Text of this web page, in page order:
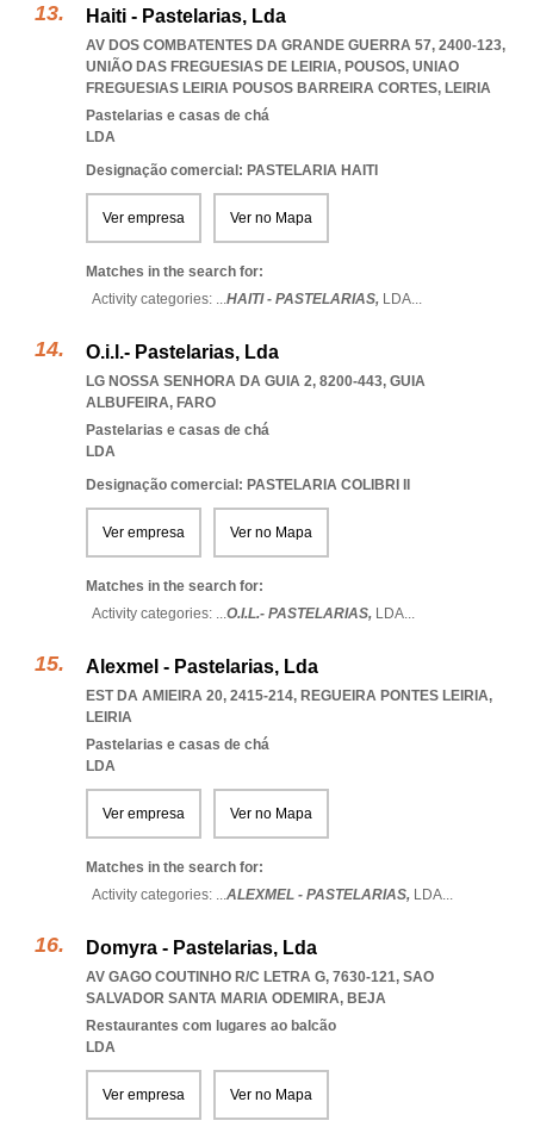
Haiti - Pastelarias, Lda
AV DOS COMBATENTES DA GRANDE GUERRA 57, 2400-123,
UNIÃO DAS FREGUESIAS DE LEIRIA, POUSOS, UNIAO
FREGUESIAS LEIRIA POUSOS BARREIRA CORTES, LEIRIA
Pastelarias e casas de chá
LDA
Designação comercial: PASTELARIA HAITI
Ver empresa Ver no Mapa
Matches in the search for:
Activity categories: ...HAITI - PASTELARIAS, LDA...
O.i.l.- Pastelarias, Lda
LG NOSSA SENHORA DA GUIA 2, 8200-443, GUIA
ALBUFEIRA, FARO
Pastelarias e casas de chá
LDA
Designação comercial: PASTELARIA COLIBRI II
Ver empresa Ver no Mapa
Matches in the search for:
Activity categories: ...O.I.L.- PASTELARIAS, LDA...
Alexmel - Pastelarias, Lda
EST DA AMIEIRA 20, 2415-214, REGUEIRA PONTES LEIRIA,
LEIRIA
Pastelarias e casas de chá
LDA
Ver empresa Ver no Mapa
Matches in the search for:
Activity categories: ...ALEXMEL - PASTELARIAS, LDA...
Domyra - Pastelarias, Lda
AV GAGO COUTINHO R/C LETRA G, 7630-121, SAO
SALVADOR SANTA MARIA ODEMIRA, BEJA
Restaurantes com lugares ao balcão
LDA
Ver empresa Ver no Mapa